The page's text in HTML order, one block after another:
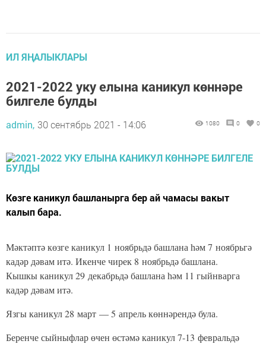
ИЛ ЯҢАЛЫКЛАРЫ
2021-2022 уку елына каникул көннәре
билгеле булды
admin, 30 сентябрь 2021 - 14:06 1080 0 0
Көзге каникул башланырга бер ай чамасы вакыт
калып бара.
Мәктәптә көзге каникул 1 ноябрьдә башлана һәм 7 ноябрьгә
кадәр дәвам итә. Икенче чирек 8 ноябрьдә башлана.
Кышкы каникул 29 декабрьдә башлана һәм 11 гыйнварга
кадәр дәвам итә.
Язгы каникул 28 март — 5 апрель көннәрендә була.
Беренче сыйныфлар өчен өстәмә каникул 7-13 февральдә